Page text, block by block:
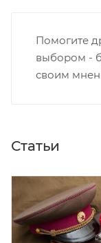
Помогите
выбором -
своим
Статьи